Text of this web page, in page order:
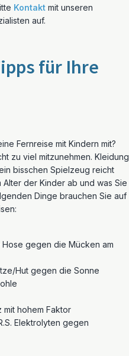
Kontakt mit unseren
auf.
für Ihre
Fernreise mit Kindern mit?
zu viel mitzunehmen. Kleidung
bisschen Spielzeug reicht
der Kinder ab und was Sie
Dinge brauchen Sie auf
Hose gegen die Mücken am
Hut gegen die Sonne
mit hohem Faktor
Elektrolyten gegen